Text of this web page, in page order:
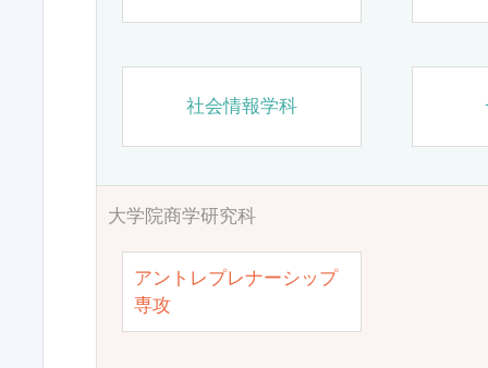
社会情報学科
大学院商学研究科
アントレプレナーシップ
専攻